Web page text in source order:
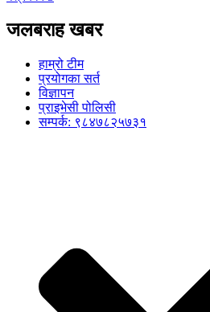
जलबराह खबर
हाम्रो टीम
प्रयोगका सर्त
विज्ञापन
प्राइभेसी पोलिसी
सम्पर्क: ९८४७८२५७३१